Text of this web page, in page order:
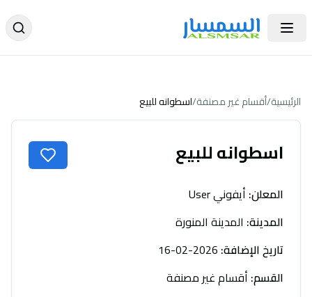
الرئيسية/أقسام غير مصنفة/اسطوانه للبيع
اسطوانه للبيع
المعلن: أيفوني User
المدينة: المدينة المنورة
تاريخ الإضافة:
2026-02-16
القسم: أقسام غير مصنفة